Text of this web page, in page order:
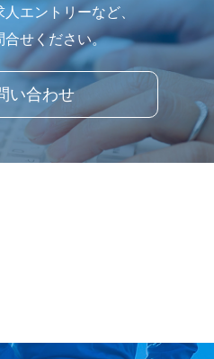
エントリーなど、
合せください。
い合わせ